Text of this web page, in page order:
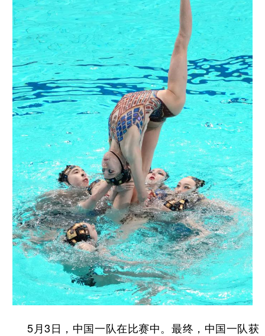
四川 贵州 云南 西藏
陕西 甘肃 青海
新疆 内蒙古 黑龙江
5月3日，中国一队在比赛中。最终，中国一队获